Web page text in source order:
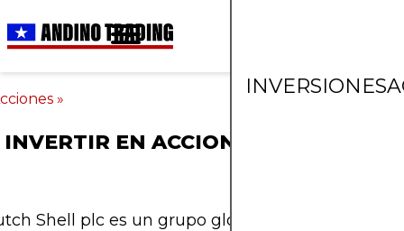
INVERSIONES
»
EN ACCIONES DE SHELL
Shell plc es un grupo global de compañías